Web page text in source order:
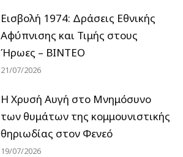
Εισβολή 1974: Δράσεις Εθνικής
Αφύπνισης και Τιμής στους
Ήρωες – ΒΙΝΤΕΟ
21/07/2026
Η Χρυσή Αυγή στο Μνημόσυνο
των θυμάτων της κομμουνιστικής
θηριωδίας στον Φενεό
19/07/2026